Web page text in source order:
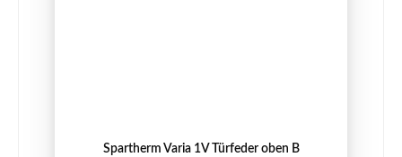
Spartherm Varia 1V Türfeder oben B